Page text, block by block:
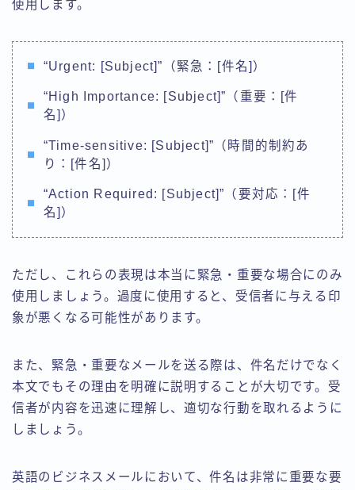
使用します。
“Urgent: [Subject]”（緊急：[件名]）
“High Importance: [Subject]”（重要：[件
名]）
“Time-sensitive: [Subject]”（時間的制約あ
り：[件名]）
“Action Required: [Subject]”（要対応：[件
名]）
ただし、これらの表現は本当に緊急・重要な場合にのみ
使用しましょう。過度に使用すると、受信者に与える印
象が悪くなる可能性があります。
また、緊急・重要なメールを送る際は、件名だけでなく
本文でもその理由を明確に説明することが大切です。受
信者が内容を迅速に理解し、適切な行動を取れるように
しましょう。
英語のビジネスメールにおいて、件名は非常に重要な要